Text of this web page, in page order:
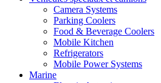
Camera Systems
Parking Coolers
Food & Beverage Coolers
Mobile Kitchen
Refrigerators
Mobile Power Systems
Marine